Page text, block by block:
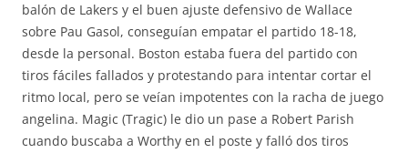
balón de Lakers y el buen ajuste defensivo de Wallace
sobre Pau Gasol, conseguían empatar el partido 18-18,
desde la personal. Boston estaba fuera del partido con
tiros fáciles fallados y protestando para intentar cortar el
ritmo local, pero se veían impotentes con la racha de juego
angelina. Magic (Tragic) le dio un pase a Robert Parish
cuando buscaba a Worthy en el poste y falló dos tiros